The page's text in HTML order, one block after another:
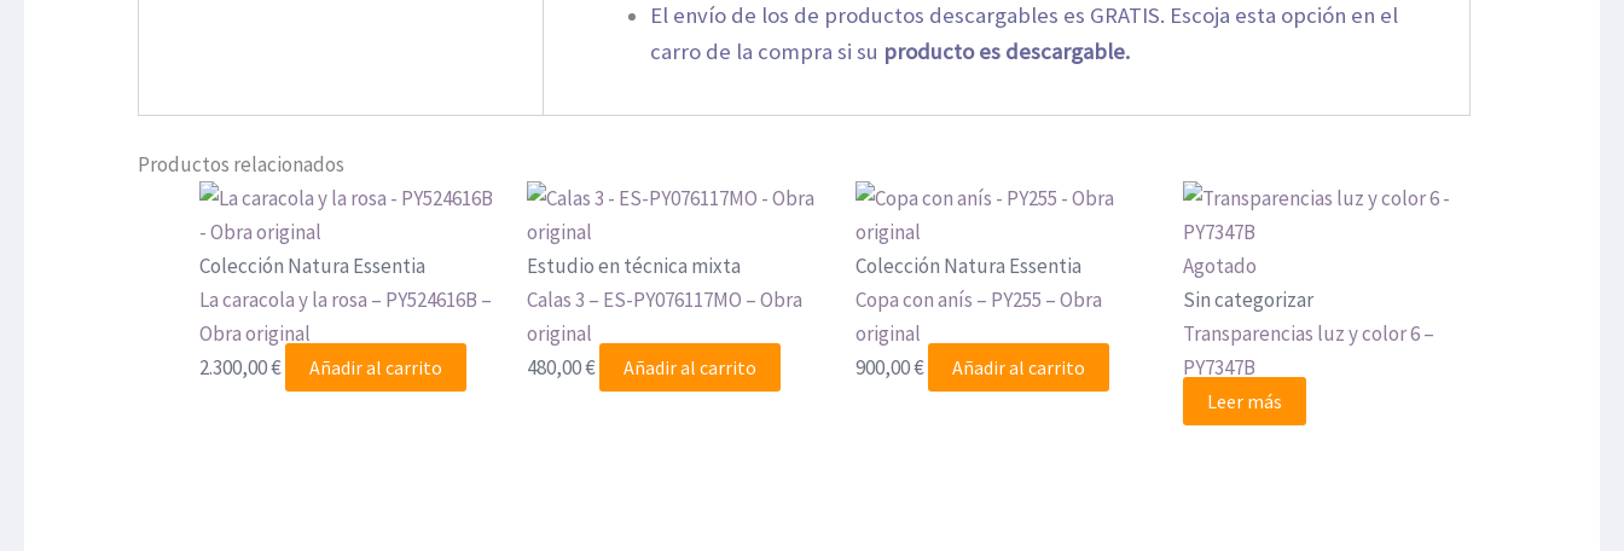
El envío de los de productos descargables es GRATIS. Escoja esta opción en el
carro de la compra si su producto es descargable.
Productos relacionados
Colección Natura Essentia
La caracola y la rosa – PY524616B –
Obra original
2.300,00€ Añadir al carrito
Estudio en técnica mixta
Calas 3 – ES-PY076117MO – Obra
original
480,00€ Añadir al carrito
Colección Natura Essentia
Copa con anís – PY255 – Obra
original
900,00€ Añadir al carrito
Agotado
Sin categorizar
Transparencias luz y color 6 –
PY7347B
Leer más